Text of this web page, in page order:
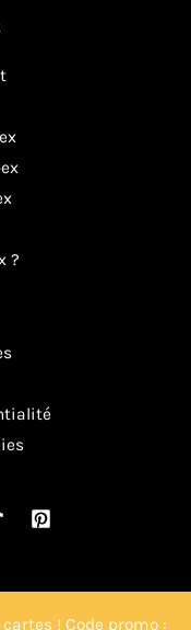
! Code promo :
?